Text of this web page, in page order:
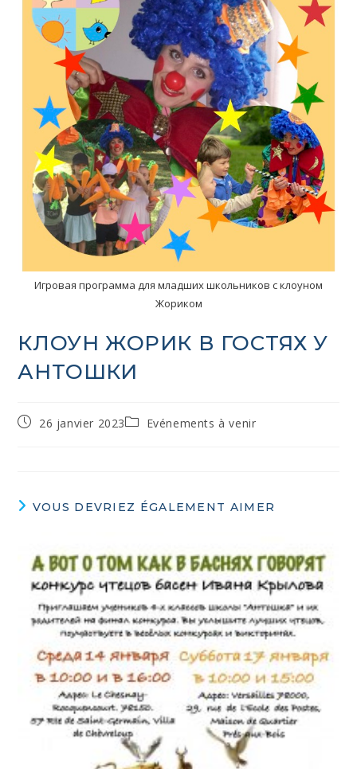
Игровая программа для младших школьников с клоуном
Жориком
КЛОУН ЖОРИК В ГОСТЯХ У
АНТОШКИ
26 janvier 2023 Evénements à venir
VOUS DEVRIEZ ÉGALEMENT AIMER